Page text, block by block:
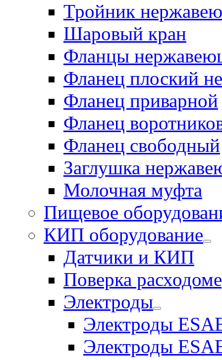
Тройник
Шаровый кран
Фланцы
Фланец плоский
Фланец приварной
Фланец
Фланец свободный
Заглушка
Молочная муфта
Пищевое
КИП оборудование
Датчики и КИП
Поверка
Электроды
Электроды
Электроды